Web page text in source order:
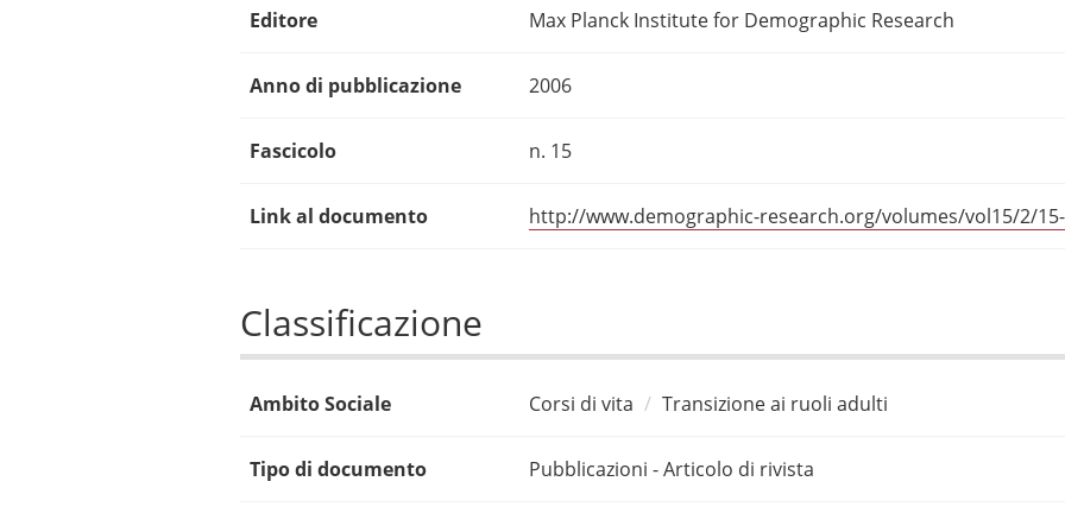
Editore Max Planck Institute for Demographic Research
Anno di pubblicazione 2006
Fascicolo n. 15
Link al documento http://www.demographic-research.org/volumes/vol15/2/
Classificazione
Ambito Sociale Corsi di vita Transizione ai ruoli adulti
Tipo di documento Pubblicazioni - Articolo di rivista